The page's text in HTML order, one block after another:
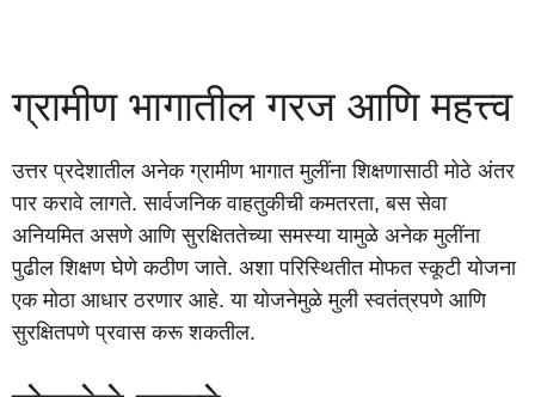
ग्रामीण भागातील गरज आणि महत्त्व
उत्तर प्रदेशातील अनेक ग्रामीण भागात मुलींना शिक्षणासाठी मोठे अंतर
पार करावे लागते. सार्वजनिक वाहतुकीची कमतरता, बस सेवा
अनियमित असणे आणि सुरक्षिततेच्या समस्या यामुळे अनेक मुलींना
पुढील शिक्षण घेणे कठीण जाते. अशा परिस्थितीत मोफत स्कूटी योजना
एक मोठा आधार ठरणार आहे. या योजनेमुळे मुली स्वतंत्रपणे आणि
सुरक्षितपणे प्रवास करू शकतील.